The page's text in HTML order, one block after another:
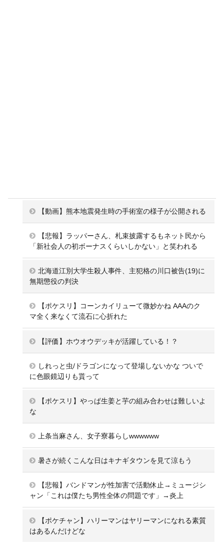
【動画】熊本地震発生時の手術室の様子が公開される
【悲報】ラッパーさん、札束披露するもネット民から
「新社会人の初ボーナスくらいしかない」と笑われる
北海道江別大学生殺人事件、主犯格の川口被告(19)に
無期懲役の判決
【ポケスリ】コーンカイリューて微妙かね AAAのク
マ全く来なくて流石に心折れた
【評価】ホウオウデッキが活躍している！？
しれっと虫/ドラゴンになって登場しないかな ついで
に色眼鏡辺りも貰って
【ポケスリ】やっぱ生姜と芋の組み合わせは難しいよ
な
上条当麻さん、女子寮暮らしwwwwww
暑さが続くこんな日はキナギタウンを見て涼もう
【悲報】バンドマンが性加害で活動休止→ミュージシ
ャン「これは僕たち男性全体の問題です」→炎上
【ポケチャン】ハリーマンはヤリーマンになれる素質
はあるんだけどな